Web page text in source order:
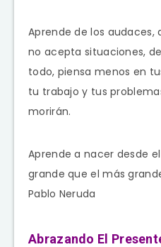
Aprende de los audaces,
no acepta situaciones,
todo, piensa menos en
tu trabajo y tus
morirán.
Aprende a nacer desde
grande que el más
Pablo Neruda
Abrazando El